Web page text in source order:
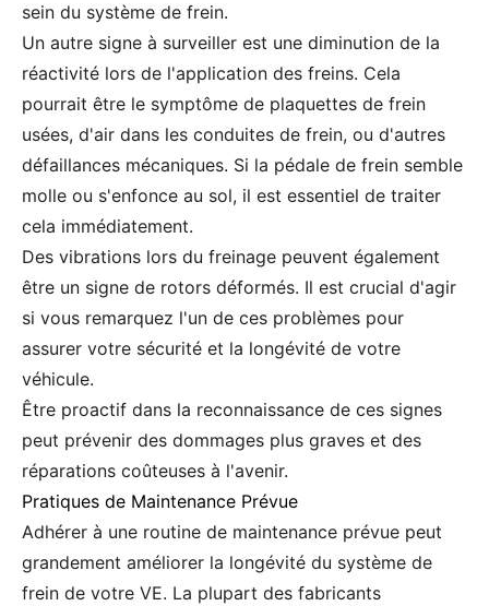
sein du système de frein.
Un autre signe à surveiller est une diminution de la
réactivité lors de l'application des freins. Cela
pourrait être le symptôme de plaquettes de frein
usées, d'air dans les conduites de frein, ou d'autres
défaillances mécaniques. Si la pédale de frein semble
molle ou s'enfonce au sol, il est essentiel de traiter
cela immédiatement.
Des vibrations lors du freinage peuvent également
être un signe de rotors déformés. Il est crucial d'agir
si vous remarquez l'un de ces problèmes pour
assurer votre sécurité et la longévité de votre
véhicule.
Être proactif dans la reconnaissance de ces signes
peut prévenir des dommages plus graves et des
réparations coûteuses à l'avenir.
Pratiques de Maintenance Prévue
Adhérer à une routine de maintenance prévue peut
grandement améliorer la longévité du système de
frein de votre VE. La plupart des fabricants